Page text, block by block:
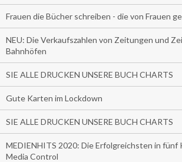
Frauen die Bücher schreiben - die von Frauen
NEU: Die Verkaufszahlen von Zeitungen und
Bahnhöfen
SIE ALLE DRUCKEN UNSERE BUCH CHARTS
Gute Karten im Lockdown
SIE ALLE DRUCKEN UNSERE BUCH CHARTS
MEDIENHITS 2020: Die Erfolgreichsten in fünf
Media Control